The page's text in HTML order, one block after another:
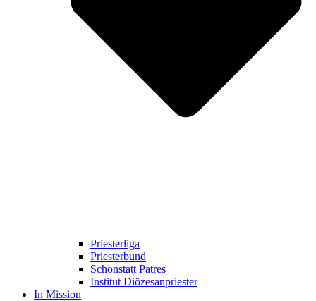
Priesterliga
Priesterbund
Schönstatt Patres
Institut Diözesanpriester
In Mission